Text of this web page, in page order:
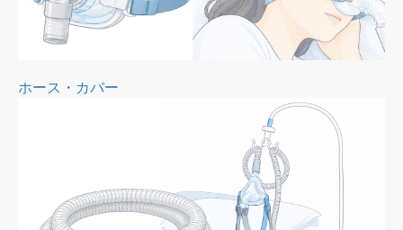
ホース・カバー